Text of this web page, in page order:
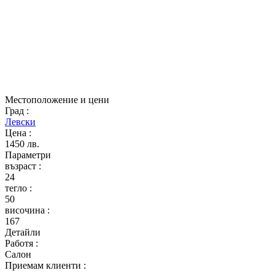
Местоположение и цени
Град :
Левски
Цена :
1450 лв.
Параметри
възраст :
24
тегло :
50
височина :
167
Детайли
Работя :
Салон
Приемам клиенти :